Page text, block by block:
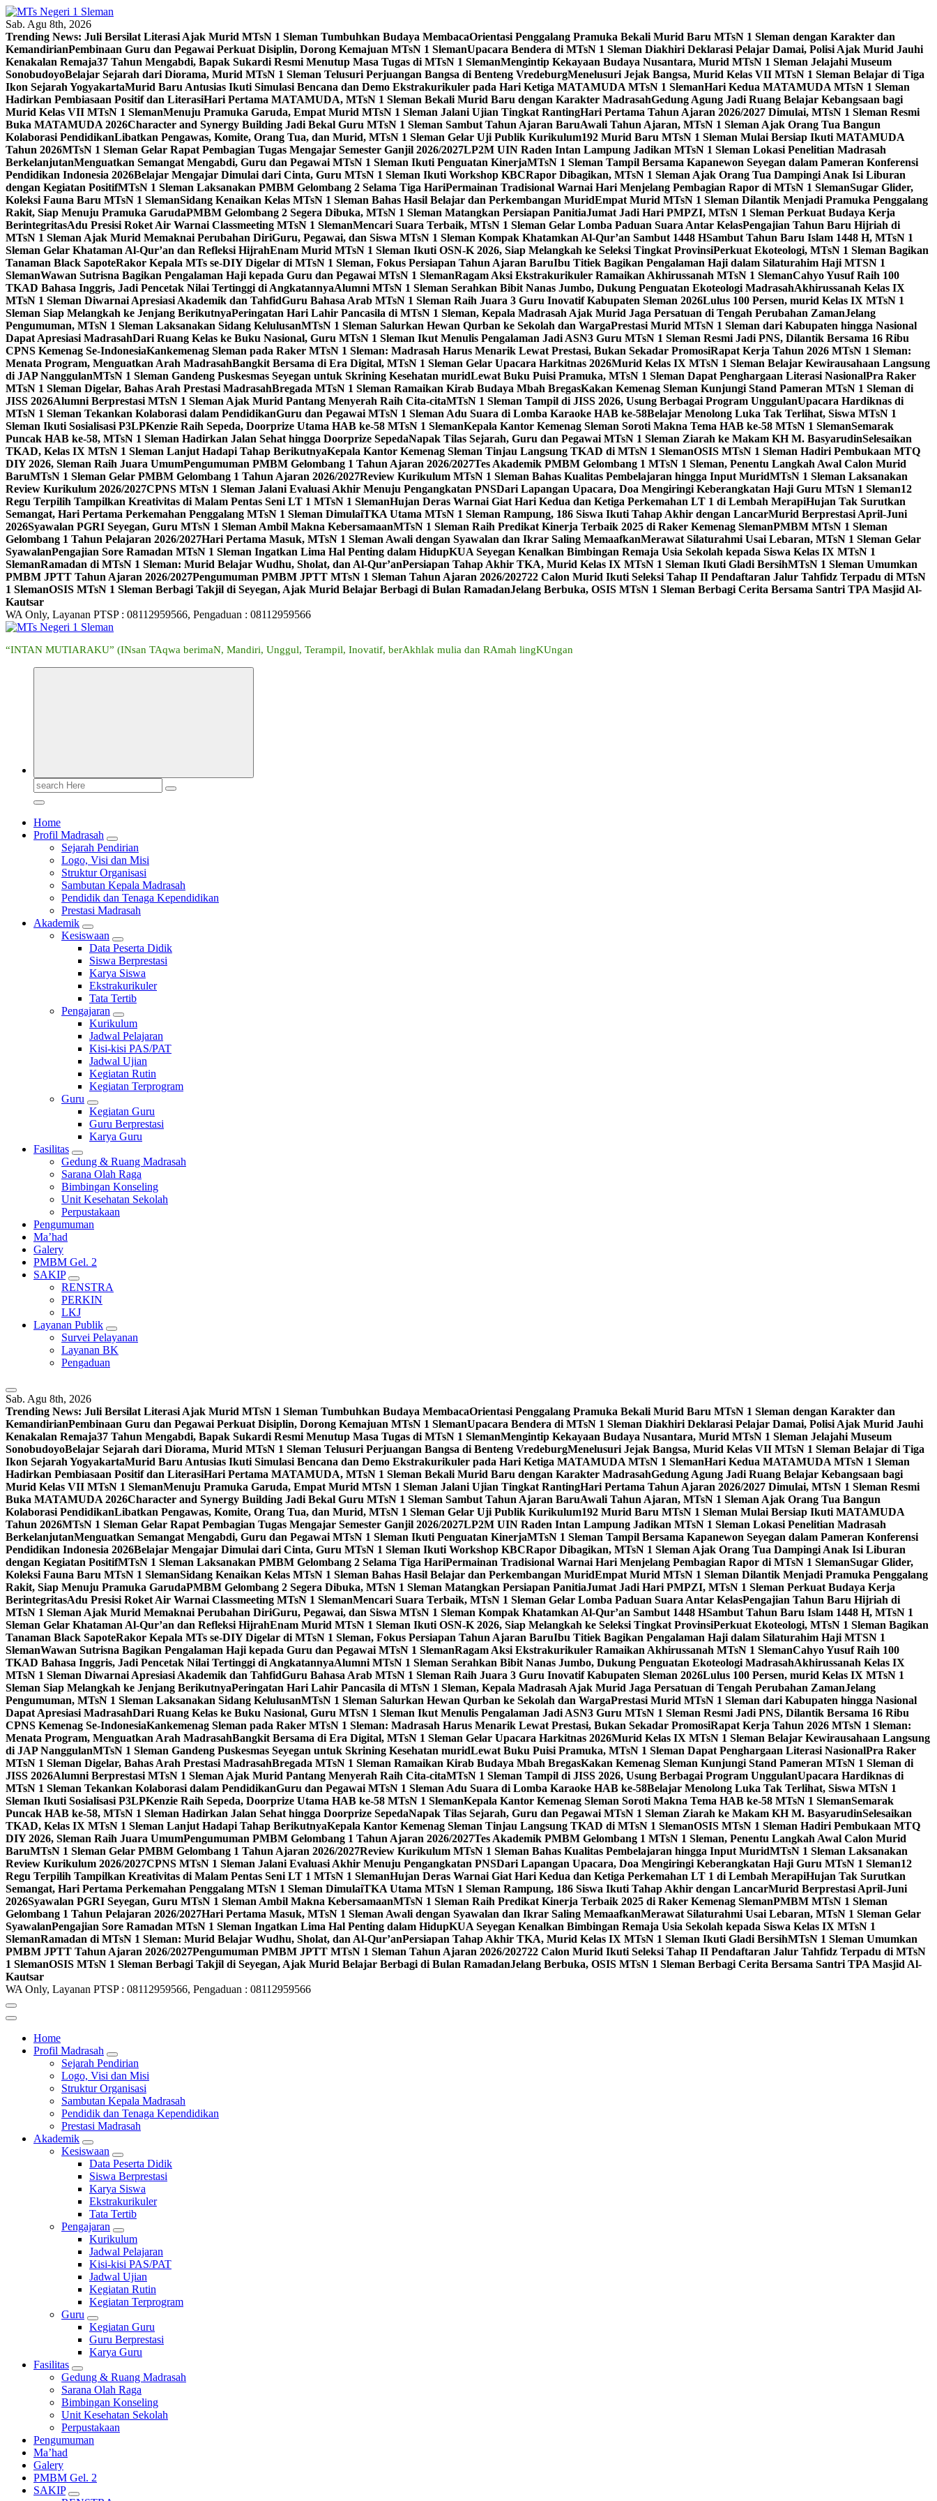
Skip
to
content
Sab. Agu 8th, 2026
Trending News: Juli Bersilat Literasi Ajak Murid MTsN 1 Sleman Tumbuhkan Budaya MembacaOrientasi Penggalang Pramuka Bekali Murid Baru MTsN 1 Sleman dengan Karakter dan
KemandirianPembinaan Guru dan Pegawai Perkuat Disiplin, Dorong Kemajuan MTsN 1 SlemanUpacara Bendera di MTsN 1 Sleman Diakhiri Deklarasi Pelajar Damai, Polisi Ajak Murid Jauhi
Kenakalan Remaja37 Tahun Mengabdi, Bapak Sukardi Resmi Menutup Masa Tugas di MTsN 1 SlemanMengintip Kekayaan Budaya Nusantara, Murid MTsN 1 Sleman Jelajahi Museum
SonobudoyoBelajar Sejarah dari Diorama, Murid MTsN 1 Sleman Telusuri Perjuangan Bangsa di Benteng VredeburgMenelusuri Jejak Bangsa, Murid Kelas VII MTsN 1 Sleman Belajar di Tiga
Ikon Sejarah YogyakartaMurid Baru Antusias Ikuti Simulasi Bencana dan Demo Ekstrakurikuler pada Hari Ketiga MATAMUDA MTsN 1 SlemanHari Kedua MATAMUDA MTsN 1 Sleman
Hadirkan Pembiasaan Positif dan LiterasiHari Pertama MATAMUDA, MTsN 1 Sleman Bekali Murid Baru dengan Karakter MadrasahGedung Agung Jadi Ruang Belajar Kebangsaan bagi
Murid Kelas VII MTsN 1 SlemanMenuju Pramuka Garuda, Empat Murid MTsN 1 Sleman Jalani Ujian Tingkat RantingHari Pertama Tahun Ajaran 2026/2027 Dimulai, MTsN 1 Sleman Resmi
Buka MATAMUDA 2026Character and Synergy Building Jadi Bekal Guru MTsN 1 Sleman Sambut Tahun Ajaran BaruAwali Tahun Ajaran, MTsN 1 Sleman Ajak Orang Tua Bangun
Kolaborasi PendidikanLibatkan Pengawas, Komite, Orang Tua, dan Murid, MTsN 1 Sleman Gelar Uji Publik Kurikulum192 Murid Baru MTsN 1 Sleman Mulai Bersiap Ikuti MATAMUDA
Tahun 2026MTsN 1 Sleman Gelar Rapat Pembagian Tugas Mengajar Semester Ganjil 2026/2027LP2M UIN Raden Intan Lampung Jadikan MTsN 1 Sleman Lokasi Penelitian Madrasah
BerkelanjutanMenguatkan Semangat Mengabdi, Guru dan Pegawai MTsN 1 Sleman Ikuti Penguatan KinerjaMTsN 1 Sleman Tampil Bersama Kapanewon Seyegan dalam Pameran Konferensi
Pendidikan Indonesia 2026Belajar Mengajar Dimulai dari Cinta, Guru MTsN 1 Sleman Ikuti Workshop KBCRapor Dibagikan, MTsN 1 Sleman Ajak Orang Tua Dampingi Anak Isi Liburan
dengan Kegiatan PositifMTsN 1 Sleman Laksanakan PMBM Gelombang 2 Selama Tiga HariPermainan Tradisional Warnai Hari Menjelang Pembagian Rapor di MTsN 1 SlemanSugar Glider,
Koleksi Fauna Baru MTsN 1 SlemanSidang Kenaikan Kelas MTsN 1 Sleman Bahas Hasil Belajar dan Perkembangan MuridEmpat Murid MTsN 1 Sleman Dilantik Menjadi Pramuka Penggalang
Rakit, Siap Menuju Pramuka GarudaPMBM Gelombang 2 Segera Dibuka, MTsN 1 Sleman Matangkan Persiapan PanitiaJumat Jadi Hari PMPZI, MTsN 1 Sleman Perkuat Budaya Kerja
BerintegritasAdu Presisi Roket Air Warnai Classmeeting MTsN 1 SlemanMencari Suara Terbaik, MTsN 1 Sleman Gelar Lomba Paduan Suara Antar KelasPengajian Tahun Baru Hijriah di
MTsN 1 Sleman Ajak Murid Memaknai Perubahan DiriGuru, Pegawai, dan Siswa MTsN 1 Sleman Kompak Khatamkan Al-Qur’an Sambut 1448 HSambut Tahun Baru Islam 1448 H, MTsN 1
Sleman Gelar Khataman Al-Qur’an dan Refleksi HijrahEnam Murid MTsN 1 Sleman Ikuti OSN-K 2026, Siap Melangkah ke Seleksi Tingkat ProvinsiPerkuat Ekoteologi, MTsN 1 Sleman Bagikan
Tanaman Black SapoteRakor Kepala MTs se-DIY Digelar di MTsN 1 Sleman, Fokus Persiapan Tahun Ajaran BaruIbu Titiek Bagikan Pengalaman Haji dalam Silaturahim Haji MTSN 1
SlemanWawan Sutrisna Bagikan Pengalaman Haji kepada Guru dan Pegawai MTsN 1 SlemanRagam Aksi Ekstrakurikuler Ramaikan Akhirussanah MTsN 1 SlemanCahyo Yusuf Raih 100
TKAD Bahasa Inggris, Jadi Pencetak Nilai Tertinggi di AngkatannyaAlumni MTsN 1 Sleman Serahkan Bibit Nanas Jumbo, Dukung Penguatan Ekoteologi MadrasahAkhirussanah Kelas IX
MTsN 1 Sleman Diwarnai Apresiasi Akademik dan TahfidGuru Bahasa Arab MTsN 1 Sleman Raih Juara 3 Guru Inovatif Kabupaten Sleman 2026Lulus 100 Persen, murid Kelas IX MTsN 1
Sleman Siap Melangkah ke Jenjang BerikutnyaPeringatan Hari Lahir Pancasila di MTsN 1 Sleman, Kepala Madrasah Ajak Murid Jaga Persatuan di Tengah Perubahan ZamanJelang
Pengumuman, MTsN 1 Sleman Laksanakan Sidang KelulusanMTsN 1 Sleman Salurkan Hewan Qurban ke Sekolah dan WargaPrestasi Murid MTsN 1 Sleman dari Kabupaten hingga Nasional
Dapat Apresiasi MadrasahDari Ruang Kelas ke Buku Nasional, Guru MTsN 1 Sleman Ikut Menulis Pengalaman Jadi ASN3 Guru MTsN 1 Sleman Resmi Jadi PNS, Dilantik Bersama 16 Ribu
CPNS Kemenag Se-IndonesiaKankemenag Sleman pada Raker MTsN 1 Sleman: Madrasah Harus Menarik Lewat Prestasi, Bukan Sekadar PromosiRapat Kerja Tahun 2026 MTsN 1 Sleman:
Menata Program, Menguatkan Arah MadrasahBangkit Bersama di Era Digital, MTsN 1 Sleman Gelar Upacara Harkitnas 2026Murid Kelas IX MTsN 1 Sleman Belajar Kewirausahaan Langsung
di JAP NanggulanMTsN 1 Sleman Gandeng Puskesmas Seyegan untuk Skrining Kesehatan muridLewat Buku Puisi Pramuka, MTsN 1 Sleman Dapat Penghargaan Literasi NasionalPra Raker
MTsN 1 Sleman Digelar, Bahas Arah Prestasi MadrasahBregada MTsN 1 Sleman Ramaikan Kirab Budaya Mbah BregasKakan Kemenag Sleman Kunjungi Stand Pameran MTsN 1 Sleman di
JISS 2026Alumni Berprestasi MTsN 1 Sleman Ajak Murid Pantang Menyerah Raih Cita-citaMTsN 1 Sleman Tampil di JISS 2026, Usung Berbagai Program UnggulanUpacara Hardiknas di
MTsN 1 Sleman Tekankan Kolaborasi dalam PendidikanGuru dan Pegawai MTsN 1 Sleman Adu Suara di Lomba Karaoke HAB ke-58Belajar Menolong Luka Tak Terlihat, Siswa MTsN 1
Sleman Ikuti Sosialisasi P3LPKenzie Raih Sepeda, Doorprize Utama HAB ke-58 MTsN 1 SlemanKepala Kantor Kemenag Sleman Soroti Makna Tema HAB ke-58 MTsN 1 SlemanSemarak
Puncak HAB ke-58, MTsN 1 Sleman Hadirkan Jalan Sehat hingga Doorprize SepedaNapak Tilas Sejarah, Guru dan Pegawai MTsN 1 Sleman Ziarah ke Makam KH M. BasyarudinSelesaikan
TKAD, Kelas IX MTsN 1 Sleman Lanjut Hadapi Tahap BerikutnyaKepala Kantor Kemenag Sleman Tinjau Langsung TKAD di MTsN 1 SlemanOSIS MTsN 1 Sleman Hadiri Pembukaan MTQ
DIY 2026, Sleman Raih Juara UmumPengumuman PMBM Gelombang 1 Tahun Ajaran 2026/2027Tes Akademik PMBM Gelombang 1 MTsN 1 Sleman, Penentu Langkah Awal Calon Murid
BaruMTsN 1 Sleman Gelar PMBM Gelombang 1 Tahun Ajaran 2026/2027Review Kurikulum MTsN 1 Sleman Bahas Kualitas Pembelajaran hingga Input MuridMTsN 1 Sleman Laksanakan
Review Kurikulum 2026/2027CPNS MTsN 1 Sleman Jalani Evaluasi Akhir Menuju Pengangkatan PNSDari Lapangan Upacara, Doa Mengiringi Keberangkatan Haji Guru MTsN 1 Sleman12
Regu Terpilih Tampilkan Kreativitas di Malam Pentas Seni LT 1 MTsN 1 SlemanHujan Deras Warnai Giat Hari Kedua dan Ketiga Perkemahan LT 1 di Lembah MerapiHujan Tak Surutkan
Semangat, Hari Pertama Perkemahan Penggalang MTsN 1 Sleman DimulaiTKA Utama MTsN 1 Sleman Rampung, 186 Siswa Ikuti Tahap Akhir dengan LancarMurid Berprestasi April-Juni
2026Syawalan PGRI Seyegan, Guru MTsN 1 Sleman Ambil Makna KebersamaanMTsN 1 Sleman Raih Predikat Kinerja Terbaik 2025 di Raker Kemenag SlemanPMBM MTsN 1 Sleman
Gelombang 1 Tahun Pelajaran 2026/2027Hari Pertama Masuk, MTsN 1 Sleman Awali dengan Syawalan dan Ikrar Saling MemaafkanMerawat Silaturahmi Usai Lebaran, MTsN 1 Sleman Gelar
SyawalanPengajian Sore Ramadan MTsN 1 Sleman Ingatkan Lima Hal Penting dalam HidupKUA Seyegan Kenalkan Bimbingan Remaja Usia Sekolah kepada Siswa Kelas IX MTsN 1
SlemanRamadan di MTsN 1 Sleman: Murid Belajar Wudhu, Sholat, dan Al-Qur’anPersiapan Tahap Akhir TKA, Murid Kelas IX MTsN 1 Sleman Ikuti Gladi BersihMTsN 1 Sleman Umumkan
PMBM JPTT Tahun Ajaran 2026/2027Pengumuman PMBM JPTT MTsN 1 Sleman Tahun Ajaran 2026/202722 Calon Murid Ikuti Seleksi Tahap II Pendaftaran Jalur Tahfidz Terpadu di MTsN
1 SlemanOSIS MTsN 1 Sleman Berbagi Takjil di Seyegan, Ajak Murid Belajar Berbagi di Bulan RamadanJelang Berbuka, OSIS MTsN 1 Sleman Berbagi Cerita Bersama Santri TPA Masjid Al-
Kautsar
WA Only, Layanan PTSP : 08112959566, Pengaduan : 08112959566
“INTAN MUTIARAKU” (INsan TAqwa berimaN, Mandiri, Unggul, Terampil, Inovatif, berAkhlak mulia dan RAmah lingKUngan
Search
for:
Home
Profil Madrasah
Sejarah Pendirian
Logo, Visi dan Misi
Struktur Organisasi
Sambutan Kepala Madrasah
Pendidik dan Tenaga Kependidikan
Prestasi Madrasah
Akademik
Kesiswaan
Data Peserta Didik
Siswa Berprestasi
Karya Siswa
Ekstrakurikuler
Tata Tertib
Pengajaran
Kurikulum
Jadwal Pelajaran
Kisi-kisi PAS/PAT
Jadwal Ujian
Kegiatan Rutin
Kegiatan Terprogram
Guru
Kegiatan Guru
Guru Berprestasi
Karya Guru
Fasilitas
Gedung & Ruang Madrasah
Sarana Olah Raga
Bimbingan Konseling
Unit Kesehatan Sekolah
Perpustakaan
Pengumuman
Ma’had
Galery
PMBM Gel. 2
SAKIP
RENSTRA
PERKIN
LKJ
Layanan Publik
Survei Pelayanan
Layanan BK
Pengaduan
Sab. Agu 8th, 2026
Trending News: Juli Bersilat Literasi Ajak Murid MTsN 1 Sleman Tumbuhkan Budaya MembacaOrientasi Penggalang Pramuka Bekali Murid Baru MTsN 1 Sleman dengan Karakter dan
KemandirianPembinaan Guru dan Pegawai Perkuat Disiplin, Dorong Kemajuan MTsN 1 SlemanUpacara Bendera di MTsN 1 Sleman Diakhiri Deklarasi Pelajar Damai, Polisi Ajak Murid Jauhi
Kenakalan Remaja37 Tahun Mengabdi, Bapak Sukardi Resmi Menutup Masa Tugas di MTsN 1 SlemanMengintip Kekayaan Budaya Nusantara, Murid MTsN 1 Sleman Jelajahi Museum
SonobudoyoBelajar Sejarah dari Diorama, Murid MTsN 1 Sleman Telusuri Perjuangan Bangsa di Benteng VredeburgMenelusuri Jejak Bangsa, Murid Kelas VII MTsN 1 Sleman Belajar di Tiga
Ikon Sejarah YogyakartaMurid Baru Antusias Ikuti Simulasi Bencana dan Demo Ekstrakurikuler pada Hari Ketiga MATAMUDA MTsN 1 SlemanHari Kedua MATAMUDA MTsN 1 Sleman
Hadirkan Pembiasaan Positif dan LiterasiHari Pertama MATAMUDA, MTsN 1 Sleman Bekali Murid Baru dengan Karakter MadrasahGedung Agung Jadi Ruang Belajar Kebangsaan bagi
Murid Kelas VII MTsN 1 SlemanMenuju Pramuka Garuda, Empat Murid MTsN 1 Sleman Jalani Ujian Tingkat RantingHari Pertama Tahun Ajaran 2026/2027 Dimulai, MTsN 1 Sleman Resmi
Buka MATAMUDA 2026Character and Synergy Building Jadi Bekal Guru MTsN 1 Sleman Sambut Tahun Ajaran BaruAwali Tahun Ajaran, MTsN 1 Sleman Ajak Orang Tua Bangun
Kolaborasi PendidikanLibatkan Pengawas, Komite, Orang Tua, dan Murid, MTsN 1 Sleman Gelar Uji Publik Kurikulum192 Murid Baru MTsN 1 Sleman Mulai Bersiap Ikuti MATAMUDA
Tahun 2026MTsN 1 Sleman Gelar Rapat Pembagian Tugas Mengajar Semester Ganjil 2026/2027LP2M UIN Raden Intan Lampung Jadikan MTsN 1 Sleman Lokasi Penelitian Madrasah
BerkelanjutanMenguatkan Semangat Mengabdi, Guru dan Pegawai MTsN 1 Sleman Ikuti Penguatan KinerjaMTsN 1 Sleman Tampil Bersama Kapanewon Seyegan dalam Pameran Konferensi
Pendidikan Indonesia 2026Belajar Mengajar Dimulai dari Cinta, Guru MTsN 1 Sleman Ikuti Workshop KBCRapor Dibagikan, MTsN 1 Sleman Ajak Orang Tua Dampingi Anak Isi Liburan
dengan Kegiatan PositifMTsN 1 Sleman Laksanakan PMBM Gelombang 2 Selama Tiga HariPermainan Tradisional Warnai Hari Menjelang Pembagian Rapor di MTsN 1 SlemanSugar Glider,
Koleksi Fauna Baru MTsN 1 SlemanSidang Kenaikan Kelas MTsN 1 Sleman Bahas Hasil Belajar dan Perkembangan MuridEmpat Murid MTsN 1 Sleman Dilantik Menjadi Pramuka Penggalang
Rakit, Siap Menuju Pramuka GarudaPMBM Gelombang 2 Segera Dibuka, MTsN 1 Sleman Matangkan Persiapan PanitiaJumat Jadi Hari PMPZI, MTsN 1 Sleman Perkuat Budaya Kerja
BerintegritasAdu Presisi Roket Air Warnai Classmeeting MTsN 1 SlemanMencari Suara Terbaik, MTsN 1 Sleman Gelar Lomba Paduan Suara Antar KelasPengajian Tahun Baru Hijriah di
MTsN 1 Sleman Ajak Murid Memaknai Perubahan DiriGuru, Pegawai, dan Siswa MTsN 1 Sleman Kompak Khatamkan Al-Qur’an Sambut 1448 HSambut Tahun Baru Islam 1448 H, MTsN 1
Sleman Gelar Khataman Al-Qur’an dan Refleksi HijrahEnam Murid MTsN 1 Sleman Ikuti OSN-K 2026, Siap Melangkah ke Seleksi Tingkat ProvinsiPerkuat Ekoteologi, MTsN 1 Sleman Bagikan
Tanaman Black SapoteRakor Kepala MTs se-DIY Digelar di MTsN 1 Sleman, Fokus Persiapan Tahun Ajaran BaruIbu Titiek Bagikan Pengalaman Haji dalam Silaturahim Haji MTSN 1
SlemanWawan Sutrisna Bagikan Pengalaman Haji kepada Guru dan Pegawai MTsN 1 SlemanRagam Aksi Ekstrakurikuler Ramaikan Akhirussanah MTsN 1 SlemanCahyo Yusuf Raih 100
TKAD Bahasa Inggris, Jadi Pencetak Nilai Tertinggi di AngkatannyaAlumni MTsN 1 Sleman Serahkan Bibit Nanas Jumbo, Dukung Penguatan Ekoteologi MadrasahAkhirussanah Kelas IX
MTsN 1 Sleman Diwarnai Apresiasi Akademik dan TahfidGuru Bahasa Arab MTsN 1 Sleman Raih Juara 3 Guru Inovatif Kabupaten Sleman 2026Lulus 100 Persen, murid Kelas IX MTsN 1
Sleman Siap Melangkah ke Jenjang BerikutnyaPeringatan Hari Lahir Pancasila di MTsN 1 Sleman, Kepala Madrasah Ajak Murid Jaga Persatuan di Tengah Perubahan ZamanJelang
Pengumuman, MTsN 1 Sleman Laksanakan Sidang KelulusanMTsN 1 Sleman Salurkan Hewan Qurban ke Sekolah dan WargaPrestasi Murid MTsN 1 Sleman dari Kabupaten hingga Nasional
Dapat Apresiasi MadrasahDari Ruang Kelas ke Buku Nasional, Guru MTsN 1 Sleman Ikut Menulis Pengalaman Jadi ASN3 Guru MTsN 1 Sleman Resmi Jadi PNS, Dilantik Bersama 16 Ribu
CPNS Kemenag Se-IndonesiaKankemenag Sleman pada Raker MTsN 1 Sleman: Madrasah Harus Menarik Lewat Prestasi, Bukan Sekadar PromosiRapat Kerja Tahun 2026 MTsN 1 Sleman:
Menata Program, Menguatkan Arah MadrasahBangkit Bersama di Era Digital, MTsN 1 Sleman Gelar Upacara Harkitnas 2026Murid Kelas IX MTsN 1 Sleman Belajar Kewirausahaan Langsung
di JAP NanggulanMTsN 1 Sleman Gandeng Puskesmas Seyegan untuk Skrining Kesehatan muridLewat Buku Puisi Pramuka, MTsN 1 Sleman Dapat Penghargaan Literasi NasionalPra Raker
MTsN 1 Sleman Digelar, Bahas Arah Prestasi MadrasahBregada MTsN 1 Sleman Ramaikan Kirab Budaya Mbah BregasKakan Kemenag Sleman Kunjungi Stand Pameran MTsN 1 Sleman di
JISS 2026Alumni Berprestasi MTsN 1 Sleman Ajak Murid Pantang Menyerah Raih Cita-citaMTsN 1 Sleman Tampil di JISS 2026, Usung Berbagai Program UnggulanUpacara Hardiknas di
MTsN 1 Sleman Tekankan Kolaborasi dalam PendidikanGuru dan Pegawai MTsN 1 Sleman Adu Suara di Lomba Karaoke HAB ke-58Belajar Menolong Luka Tak Terlihat, Siswa MTsN 1
Sleman Ikuti Sosialisasi P3LPKenzie Raih Sepeda, Doorprize Utama HAB ke-58 MTsN 1 SlemanKepala Kantor Kemenag Sleman Soroti Makna Tema HAB ke-58 MTsN 1 SlemanSemarak
Puncak HAB ke-58, MTsN 1 Sleman Hadirkan Jalan Sehat hingga Doorprize SepedaNapak Tilas Sejarah, Guru dan Pegawai MTsN 1 Sleman Ziarah ke Makam KH M. BasyarudinSelesaikan
TKAD, Kelas IX MTsN 1 Sleman Lanjut Hadapi Tahap BerikutnyaKepala Kantor Kemenag Sleman Tinjau Langsung TKAD di MTsN 1 SlemanOSIS MTsN 1 Sleman Hadiri Pembukaan MTQ
DIY 2026, Sleman Raih Juara UmumPengumuman PMBM Gelombang 1 Tahun Ajaran 2026/2027Tes Akademik PMBM Gelombang 1 MTsN 1 Sleman, Penentu Langkah Awal Calon Murid
BaruMTsN 1 Sleman Gelar PMBM Gelombang 1 Tahun Ajaran 2026/2027Review Kurikulum MTsN 1 Sleman Bahas Kualitas Pembelajaran hingga Input MuridMTsN 1 Sleman Laksanakan
Review Kurikulum 2026/2027CPNS MTsN 1 Sleman Jalani Evaluasi Akhir Menuju Pengangkatan PNSDari Lapangan Upacara, Doa Mengiringi Keberangkatan Haji Guru MTsN 1 Sleman12
Regu Terpilih Tampilkan Kreativitas di Malam Pentas Seni LT 1 MTsN 1 SlemanHujan Deras Warnai Giat Hari Kedua dan Ketiga Perkemahan LT 1 di Lembah MerapiHujan Tak Surutkan
Semangat, Hari Pertama Perkemahan Penggalang MTsN 1 Sleman DimulaiTKA Utama MTsN 1 Sleman Rampung, 186 Siswa Ikuti Tahap Akhir dengan LancarMurid Berprestasi April-Juni
2026Syawalan PGRI Seyegan, Guru MTsN 1 Sleman Ambil Makna KebersamaanMTsN 1 Sleman Raih Predikat Kinerja Terbaik 2025 di Raker Kemenag SlemanPMBM MTsN 1 Sleman
Gelombang 1 Tahun Pelajaran 2026/2027Hari Pertama Masuk, MTsN 1 Sleman Awali dengan Syawalan dan Ikrar Saling MemaafkanMerawat Silaturahmi Usai Lebaran, MTsN 1 Sleman Gelar
SyawalanPengajian Sore Ramadan MTsN 1 Sleman Ingatkan Lima Hal Penting dalam HidupKUA Seyegan Kenalkan Bimbingan Remaja Usia Sekolah kepada Siswa Kelas IX MTsN 1
SlemanRamadan di MTsN 1 Sleman: Murid Belajar Wudhu, Sholat, dan Al-Qur’anPersiapan Tahap Akhir TKA, Murid Kelas IX MTsN 1 Sleman Ikuti Gladi BersihMTsN 1 Sleman Umumkan
PMBM JPTT Tahun Ajaran 2026/2027Pengumuman PMBM JPTT MTsN 1 Sleman Tahun Ajaran 2026/202722 Calon Murid Ikuti Seleksi Tahap II Pendaftaran Jalur Tahfidz Terpadu di MTsN
1 SlemanOSIS MTsN 1 Sleman Berbagi Takjil di Seyegan, Ajak Murid Belajar Berbagi di Bulan RamadanJelang Berbuka, OSIS MTsN 1 Sleman Berbagi Cerita Bersama Santri TPA Masjid Al-
Kautsar
WA Only, Layanan PTSP : 08112959566, Pengaduan : 08112959566
Home
Profil Madrasah
Sejarah Pendirian
Logo, Visi dan Misi
Struktur Organisasi
Sambutan Kepala Madrasah
Pendidik dan Tenaga Kependidikan
Prestasi Madrasah
Akademik
Kesiswaan
Data Peserta Didik
Siswa Berprestasi
Karya Siswa
Ekstrakurikuler
Tata Tertib
Pengajaran
Kurikulum
Jadwal Pelajaran
Kisi-kisi PAS/PAT
Jadwal Ujian
Kegiatan Rutin
Kegiatan Terprogram
Guru
Kegiatan Guru
Guru Berprestasi
Karya Guru
Fasilitas
Gedung & Ruang Madrasah
Sarana Olah Raga
Bimbingan Konseling
Unit Kesehatan Sekolah
Perpustakaan
Pengumuman
Ma’had
Galery
PMBM Gel. 2
SAKIP